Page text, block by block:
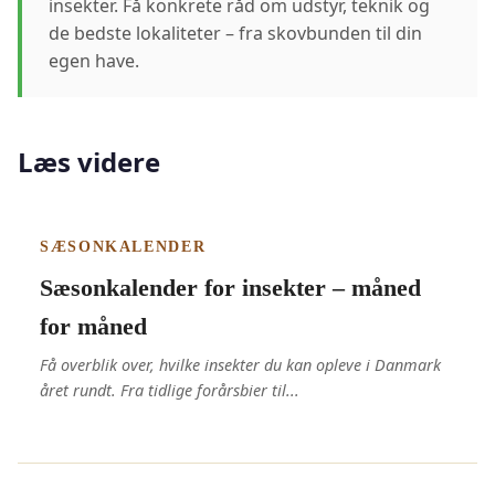
insekter. Få konkrete råd om udstyr, teknik og
de bedste lokaliteter – fra skovbunden til din
egen have.
Læs videre
SÆSONKALENDER
Sæsonkalender for insekter – måned
for måned
Få overblik over, hvilke insekter du kan opleve i Danmark
året rundt. Fra tidlige forårsbier til...